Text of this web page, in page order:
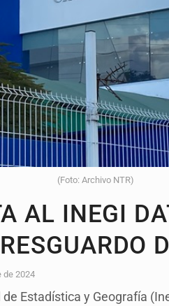
prófugo estadounidense
(Foto: Archivo NTR)
AL INEGI
de 2024
Estadística y Geografía